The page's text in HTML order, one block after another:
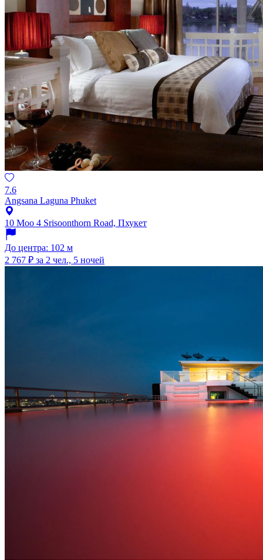
7.6
Angsana Laguna Phuket
10 Moo 4 Srisoonthorn Road, Пхукет
До центра: 102 м
2 767 ₽ за 2 чел., 5 ночей